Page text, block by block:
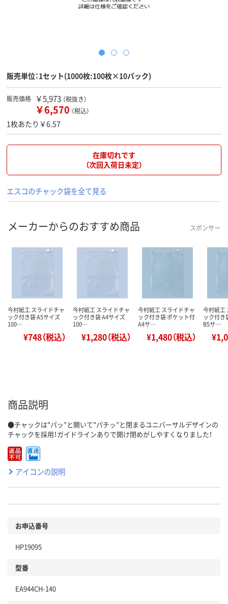
販売単位：1セット(1000枚:100枚×10パック)
販売価格 ￥5,973 （税抜き）
￥6,570 （税込）
1枚あたり￥6.57
在庫切れです
（次回入荷日未定）
エスコのチャック袋を全て見る
メーカーからのおすすめ商品 スポンサー
今村紙工 スライドチャ
ック付き袋 A5サイズ
100…
¥748（税込）
今村紙工 スライドチャ
ック付き袋 A4サイズ
100…
¥1,280（税込）
今村紙工 スライドチャ
ック付き袋 ポケット付
A4サ…
¥1,480（税込）
今村紙工
ック付き
B5サ…
商品説明
●チャックは"パッ”と開いて"パチッ”と閉まるユニバーサルデザインの
チャックを採用！ガイドラインありで開け閉めがしやすくなりました！
アイコンの説明
お申込番号
HP19095
型番
EA944CH-140